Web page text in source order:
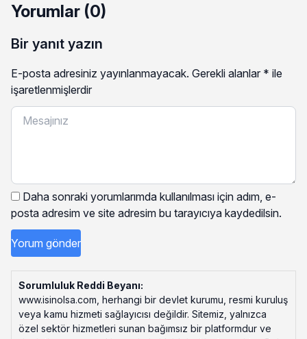
Yorumlar (0)
Bir yanıt yazın
E-posta adresiniz yayınlanmayacak. Gerekli alanlar * ile
işaretlenmişlerdir
Daha sonraki yorumlarımda kullanılması için adım, e-
posta adresim ve site adresim bu tarayıcıya kaydedilsin.
Sorumluluk Reddi Beyanı:
www.isinolsa.com, herhangi bir devlet kurumu, resmi kuruluş
veya kamu hizmeti sağlayıcısı değildir. Sitemiz, yalnızca
özel sektör hizmetleri sunan bağımsız bir platformdur ve